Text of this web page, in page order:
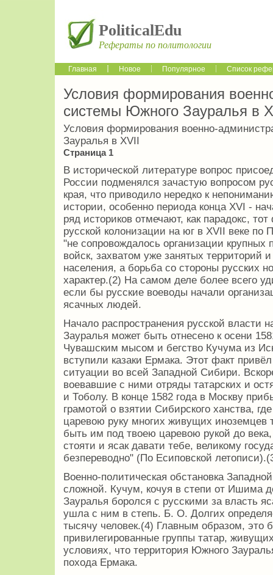
PoliticalEdu
Рефераты по политологии
Главная Новое Популярное Список
Условия формирования
системы Южного Зауралья в
Условия формирования военно-
Зауралья в XVII
Страница 1
В исторической литературе вопрос
России подменялся зачастую вопросом
края, что приводило нередко к
истории, особенно периода конца XVI -
ряд историков отмечают, как парадокс,
русской колонизации на юг в XVII веке
"не сопровождалось организации крупных
войск, захватом уже занятых территорий
населения, а борьба со стороны русских
характер.(2) На самом деле более всего
если бы русские воеводы начали
ясачных людей.
Начало распространения русской власти
Зауралья может быть отнесено к осени
Чувашским мысом и бегство Кучума из
вступили казаки Ермака. Этот факт
ситуации во всей Западной Сибири.
воевавшие с ними отряды татарских и
и Тоболу. В конце 1582 года в Москву
грамотой о взятии Сибирского ханства,
царевою руку многих живущих иноземцев
быть им под твоею царевою рукой до
стояти и ясак давати тебе, великому
безпереводно" (По Есиповской
Военно-политическая обстановка
сложной. Кучум, кочуя в степи от Ишима
Зауралья боролся с русскими за власть
ушла с ним в степь. Б. О. Долгих
тысячу человек.(4) Главным образом, это
привилегированные группы татар,
условиях, что территория Южного
похода Ермака.